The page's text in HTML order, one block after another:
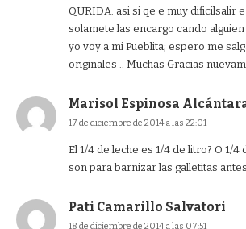
QURIDA. asi si qe e muy dificilsalir
solamete las encargo cando
yo voy a mi Pueblita; espero me
originales .. Muchas Gracias
Marisol Espinosa
17 de diciembre de 2014 a las 22:01
El 1/4 de leche es 1/4 de litro? O 1/4
son para barnizar las galletitas
Pati Camarillo Salvatori
18 de diciembre de 2014 a las 07:51